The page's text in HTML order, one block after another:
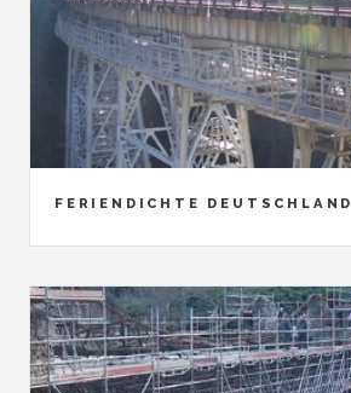
FERIENDICHTE DEUTSCHLAND